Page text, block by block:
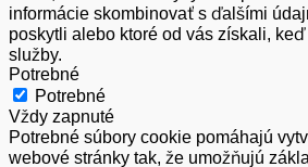
informácie skombinovať s ďalšími
poskytli alebo ktoré od vás získali,
služby.
Potrebné
Potrebné
Vždy zapnuté
Potrebné súbory cookie pomáhajú
webové stránky tak, že umožňujú